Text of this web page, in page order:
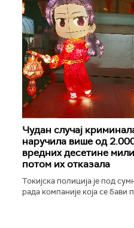
Чудан случај
наручила више од
вредних десетине
потом их отказала
Токијска полиција је под
рада компаније која се бави